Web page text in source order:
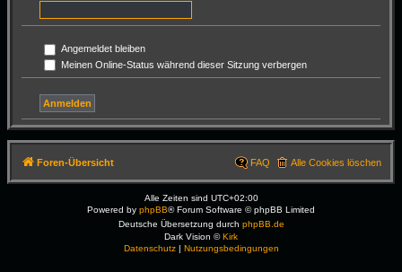
Angemeldet bleiben
Meinen Online-Status während dieser Sitzung verbergen
Foren-Übersicht Alle Cookies löschen
FAQ
Alle Zeiten sind UTC+02:00
Powered by phpBB® Forum Software © phpBB Limited
Deutsche Übersetzung durch phpBB.de
Dark Vision ©Kirk
Datenschutz| Nutzungsbedingungen